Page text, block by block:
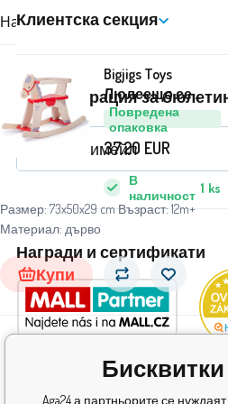
Най-скъпиятНай-евтиният
Повредена
опаковка
Bigjigs Toys
Люлеещо се
конче 2DZ144 - II.
КАЧЕСТВО
Размер: 73x50x29 cm Възраст: 12m+
Материал: дърво
В
наличност 1 ks
37.20 EUR
Купи
Клиентска секция
Регистрация за
Награди и сертификати
Бисквитки
Aga24 а партньорите се